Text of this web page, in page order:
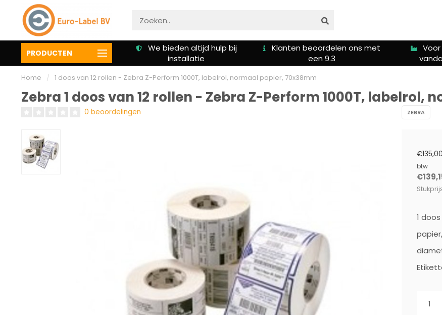
PRODUCTEN
Gratis verzending vanaf €
50,00
We bieden altijd hulp bij
installatie
Klanten beoordelen ons met
een 9.3
Voor
Home / 1 doos van 12 rollen - Zebra Z-Perform 1000T, labelrol, normaal papier, 70x38mm
Zebra 1 doos van 12 rollen - Zebra Z-Perform 1000T, labelrol,
0 beoordelingen ZEBRA
btw
1